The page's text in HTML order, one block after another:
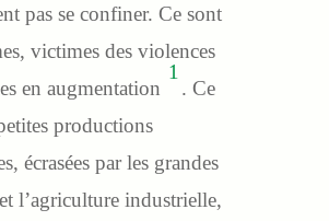
pas se confiner. Ce sont
victimes des violences
en augmentation
1
. Ce
productions
écrasées par les grandes
l’agriculture industrielle,